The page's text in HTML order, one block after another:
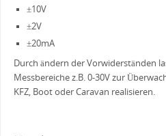
±10V
±2V
±20mA
Durch ändern der Vorwiderständen
Messbereiche z.B. 0-30V zur
KFZ, Boot oder Caravan realisieren.